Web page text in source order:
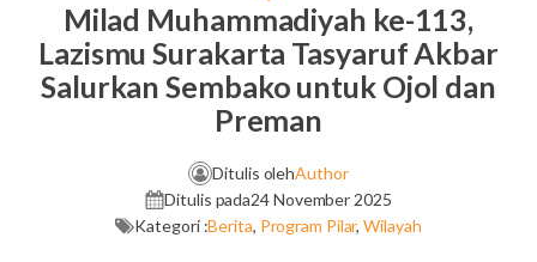
Milad Muhammadiyah ke-113,
Lazismu Surakarta Tasyaruf Akbar
Salurkan Sembako untuk Ojol dan
Preman
Ditulis olehAuthor
Ditulis pada24 November 2025
Kategori :Berita, Program Pilar,Wilayah